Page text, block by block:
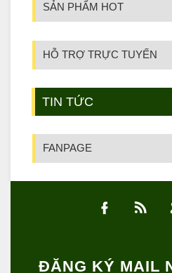
SẢN PHẨM HOT
HỖ TRỢ TRỰC TUYẾN
TIN TỨC
FANPAGE
ĐĂNG KÝ MAIL